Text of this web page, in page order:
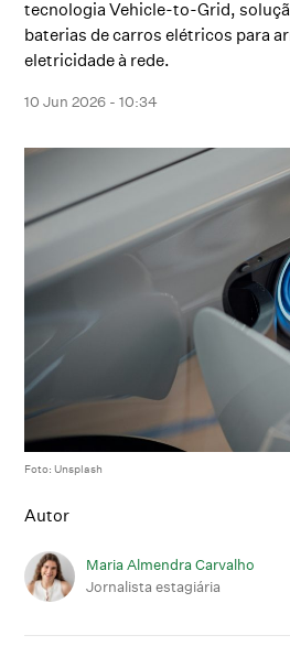
tecnologia Vehicle-to-Grid,
baterias de carros elétricos para
eletricidade à rede.
10 Jun 2026 - 10:34
Foto: Unsplash
Autor
Maria Almendra Carvalho
Jornalista estagiária